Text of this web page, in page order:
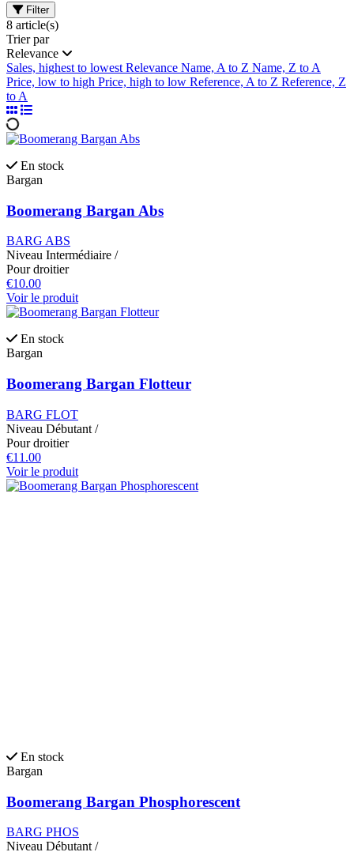
Filter
8 article(s)
Trier par
Relevance
Sales, highest to lowest Relevance Name, A to Z Name, Z to A
Price, low to high Price, high to low Reference, A to Z Reference, Z
to A
En stock
Bargan
Boomerang Bargan Abs
BARG ABS
Niveau Intermédiaire /
Pour droitier
€10.00
Voir le produit
En stock
Bargan
Boomerang Bargan Flotteur
BARG FLOT
Niveau Débutant /
Pour droitier
€11.00
Voir le produit
En stock
Bargan
Boomerang Bargan Phosphorescent
BARG PHOS
Niveau Débutant /